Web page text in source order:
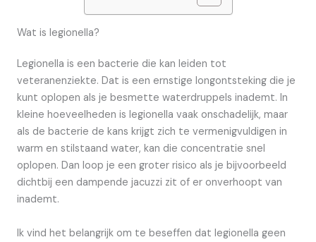
Wat is legionella?
Legionella is een bacterie die kan leiden tot
veteranenziekte. Dat is een ernstige longontsteking die je
kunt oplopen als je besmette waterdruppels inademt. In
kleine hoeveelheden is legionella vaak onschadelijk, maar
als de bacterie de kans krijgt zich te vermenigvuldigen in
warm en stilstaand water, kan die concentratie snel
oplopen. Dan loop je een groter risico als je bijvoorbeeld
dichtbij een dampende jacuzzi zit of er onverhoopt van
inademt.
Ik vind het belangrijk om te beseffen dat legionella geen